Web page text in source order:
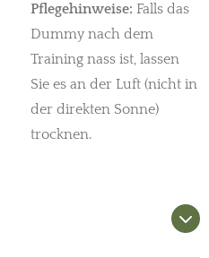
Pflegehinweise: Falls das
Dummy nach dem
Training nass ist, lassen
Sie es an der Luft (nicht in
der direkten Sonne)
trocknen.